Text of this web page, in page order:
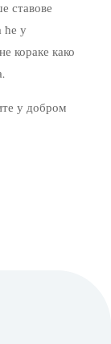
ставове
ће у
кораке како
у добром